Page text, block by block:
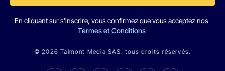
En cliquant sur s'inscrire, vous confirmez que vous acceptez nos
Termes et Conditions
© 2026 Talmont Media SAS. tous droits réservés.